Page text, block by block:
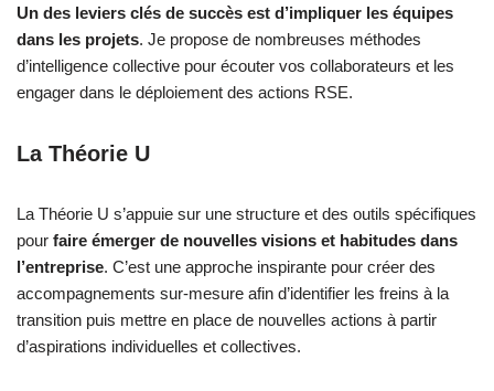
Un des leviers clés de succès est d’impliquer les équipes
dans les projets. Je propose de nombreuses méthodes
d’intelligence collective pour écouter vos collaborateurs et les
engager dans le déploiement des actions RSE.
La Théorie U
La Théorie U s’appuie sur une structure et des outils spécifiques
pour faire émerger de nouvelles visions et habitudes dans
l’entreprise. C’est une approche inspirante pour créer des
accompagnements sur-mesure afin d’identifier les freins à la
transition puis mettre en place de nouvelles actions à partir
d’aspirations individuelles et collectives.